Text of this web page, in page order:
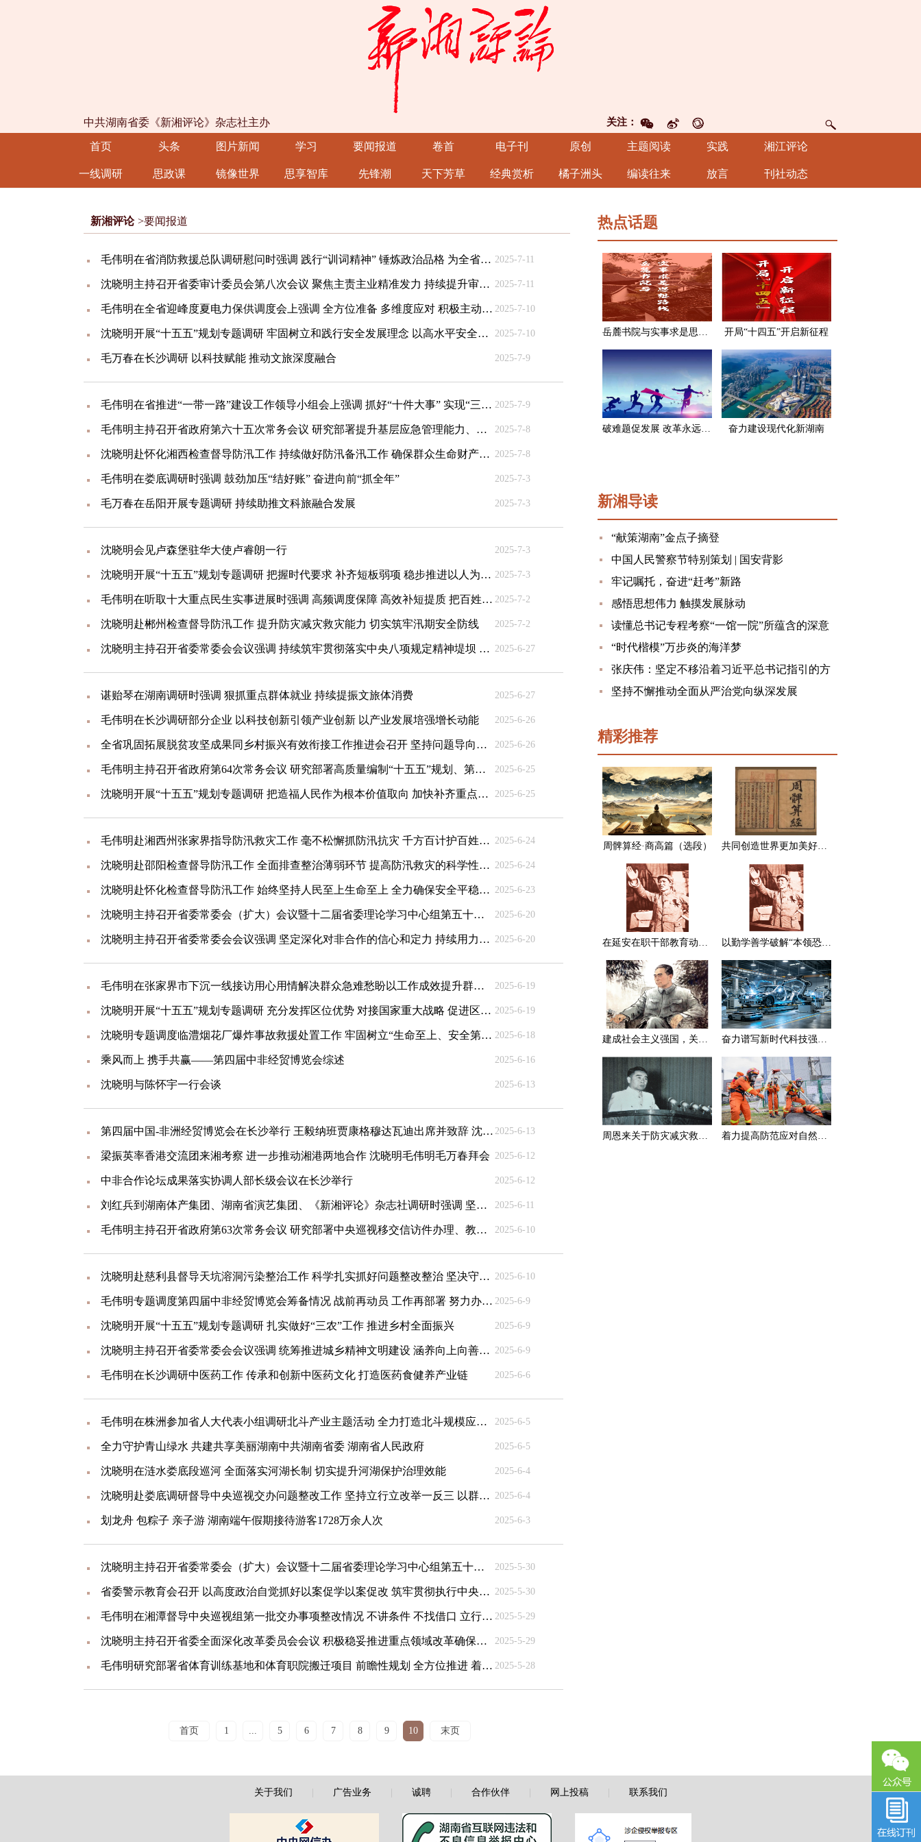
关注：
中共湖南省委《新湘评论》杂志社主办
首页 头条 图片新闻 学习 要闻报道 卷首 电子刊 原创 主题阅读 实践 湘江评论
一线调研 思政课 镜像世界 思享智库 先锋潮 天下芳草 经典赏析 橘子洲头 编读往来 放言 刊社动态
新湘评论 >要闻报道
毛伟明在省消防救援总队调研慰问时强调 践行“训词精神” 锤炼政治品格 为全省高质量发展保驾护航 2025-7-11
沈晓明主持召开省委审计委员会第八次会议 聚焦主责主业精准发力 持续提升审计监督质效 毛伟明出席 2025-7-11
毛伟明在全省迎峰度夏电力保供调度会上强调 全方位准备 多维度应对 积极主动打好迎峰度夏电力保供战 2025-7-10
沈晓明开展“十五五”规划专题调研 牢固树立和践行安全发展理念 以高水平安全保障高质量发展 2025-7-10
毛万春在长沙调研 以科技赋能 推动文旅深度融合 2025-7-9
毛伟明在省推进“一带一路”建设工作领导小组会上强调 抓好“十件大事” 实现“三大突破” 更高水平融入共建“一带一路” 2025-7-9
毛伟明主持召开省政府第六十五次常务会议 研究部署提升基层应急管理能力、促进开放型经济发展等工作 2025-7-8
沈晓明赴怀化湘西检查督导防汛工作 持续做好防汛备汛工作 确保群众生命财产安全 2025-7-8
毛伟明在娄底调研时强调 鼓劲加压“结好账” 奋进向前“抓全年” 2025-7-3
毛万春在岳阳开展专题调研 持续助推文科旅融合发展 2025-7-3
沈晓明会见卢森堡驻华大使卢睿朗一行 2025-7-3
沈晓明开展“十五五”规划专题调研 把握时代要求 补齐短板弱项 稳步推进以人为本的新型城镇化 2025-7-3
毛伟明在听取十大重点民生实事进展时强调 高频调度保障 高效补短提质 把百姓“身边事”办成“暖心事” 2025-7-2
沈晓明赴郴州检查督导防汛工作 提升防灾减灾救灾能力 切实筑牢汛期安全防线 2025-7-2
沈晓明主持召开省委常委会会议强调 持续筑牢贯彻落实中央八项规定精神堤坝 把学习教育成果转化为推动高质量发展成效 2025-6-27
谌贻琴在湖南调研时强调 狠抓重点群体就业 持续提振文旅体消费 2025-6-27
毛伟明在长沙调研部分企业 以科技创新引领产业创新 以产业发展培强增长动能 2025-6-26
全省巩固拓展脱贫攻坚成果同乡村振兴有效衔接工作推进会召开 坚持问题导向目标导向结果导向相统一 推动有效衔接工作取得更大实效 2025-6-26
毛伟明主持召开省政府第64次常务会议 研究部署高质量编制“十五五”规划、第四届北斗峰会筹备、壮大农机装备产业等 2025-6-25
沈晓明开展“十五五”规划专题调研 把造福人民作为根本价值取向 加快补齐重点领域民生短板 2025-6-25
毛伟明赴湘西州张家界指导防汛救灾工作 毫不松懈抓防汛抗灾 千方百计护百姓平安 2025-6-24
沈晓明赴邵阳检查督导防汛工作 全面排查整治薄弱环节 提高防汛救灾的科学性精准性实效性 2025-6-24
沈晓明赴怀化检查督导防汛工作 始终坚持人民至上生命至上 全力确保安全平稳度汛 2025-6-23
沈晓明主持召开省委常委会（扩大）会议暨十二届省委理论学习中心组第五十二次集体学习 进一步推动整改整治工作走深走实 以优良作风为高质量发展提供有力保障 毛伟明毛万春出席 2025-6-20
沈晓明主持召开省委常委会会议强调 坚定深化对非合作的信心和定力 持续用力打造内陆地区改革开放高地 2025-6-20
毛伟明在张家界市下沉一线接访用心用情解决群众急难愁盼以工作成效提升群众幸福感 2025-6-19
沈晓明开展“十五五”规划专题调研 充分发挥区位优势 对接国家重大战略 促进区域协调发展向更高水平迈进 2025-6-19
沈晓明专题调度临澧烟花厂爆炸事故救援处置工作 牢固树立“生命至上、安全第一”理念 切实维护人民群众生命财产安全 毛伟明出席 2025-6-18
乘风而上 携手共赢——第四届中非经贸博览会综述 2025-6-16
沈晓明与陈怀宇一行会谈 2025-6-13
第四届中国-非洲经贸博览会在长沙举行 王毅纳班贾康格穆达瓦迪出席并致辞 沈晓明致辞 毛伟明主持 毛万春出席 2025-6-13
梁振英率香港交流团来湘考察 进一步推动湘港两地合作 沈晓明毛伟明毛万春拜会 2025-6-12
中非合作论坛成果落实协调人部长级会议在长沙举行 2025-6-12
刘红兵到湖南体产集团、湖南省演艺集团、《新湘评论》杂志社调研时强调 坚持守正创新 做好融合文章 2025-6-11
毛伟明主持召开省政府第63次常务会议 研究部署中央巡视移交信访件办理、教育强省、地质灾害防治三年行动计划等 2025-6-10
沈晓明赴慈利县督导天坑溶洞污染整治工作 科学扎实抓好问题整改整治 坚决守牢生态环境安全底线 2025-6-10
毛伟明专题调度第四届中非经贸博览会筹备情况 战前再动员 工作再部署 努力办出更加精彩更有成效的博览会 2025-6-9
沈晓明开展“十五五”规划专题调研 扎实做好“三农”工作 推进乡村全面振兴 2025-6-9
沈晓明主持召开省委常委会会议强调 统筹推进城乡精神文明建设 涵养向上向善的新风正气 2025-6-9
毛伟明在长沙调研中医药工作 传承和创新中医药文化 打造医药食健养产业链 2025-6-6
毛伟明在株洲参加省人大代表小组调研北斗产业主题活动 全力打造北斗规模应用引领区 全景展示北斗规模应用新成效 2025-6-5
全力守护青山绿水 共建共享美丽湖南中共湖南省委 湖南省人民政府 2025-6-5
沈晓明在涟水娄底段巡河 全面落实河湖长制 切实提升河湖保护治理效能 2025-6-4
沈晓明赴娄底调研督导中央巡视交办问题整改工作 坚持立行立改举一反三 以群众满意度检验巡视整改成效 2025-6-4
划龙舟 包粽子 亲子游 湖南端午假期接待游客1728万余人次 2025-6-3
沈晓明主持召开省委常委会（扩大）会议暨十二届省委理论学习中心组第五十一次集体学习 以案为鉴 靶向施治 以作风建设新成效开创高质量发展新局面 毛伟明毛万春出席 2025-5-30
省委警示教育会召开 以高度政治自觉抓好以案促学以案促改 筑牢贯彻执行中央八项规定精神坚固堤坝 沈晓明主持并讲话 毛伟明毛万春出席 2025-5-30
毛伟明在湘潭督导中央巡视组第一批交办事项整改情况 不讲条件 不找借口 立行立改 举一反三 让人民群众看到实实在在的整改成果 2025-5-29
沈晓明主持召开省委全面深化改革委员会会议 积极稳妥推进重点领域改革确保各项任务落地见效 毛伟明出席 2025-5-29
毛伟明研究部署省体育训练基地和体育职院搬迁项目 前瞻性规划 全方位推进 着力打造体育强省新地标 2025-5-28
首页 1 ... 5 6 7 8 9 10 末页
热点话题
岳麓书院与实事求是思想路线 开局“十四五”开启新征程
破难题促发展 改革永远在路上 奋力建设现代化新湖南
新湘导读
“献策湖南”金点子摘登
中国人民警察节特别策划 | 国安背影
牢记嘱托，奋进“赶考”新路
感悟思想伟力 触摸发展脉动
读懂总书记专程考察“一馆一院”所蕴含的深意
“时代楷模”万步炎的海洋梦
张庆伟：坚定不移沿着习近平总书记指引的方
向前进 凝心聚力奋进新征程建功新时代谱写新
坚持不懈推动全面从严治党向纵深发展
精彩推荐
周髀算经·商高篇（选段） 共同创造世界更加美好的未来
在延安在职干部教育动员大会上的讲话（节选） 以勤学善学破解“本领恐慌”
建成社会主义强国，关键在于实现科学技术现代化 奋力谱写新时代科技强国新篇章
周恩来关于防灾减灾救灾的一组论述 着力提高防范应对自然灾害能力
关于我们 广告业务 诚聘| 合作伙伴| 网上投稿| 联系我们